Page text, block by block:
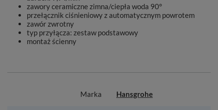
zawory ceramiczne zimna/ciepła woda 90°
przełącznik ciśnieniowy z automatycznym powrotem
zawór zwrotny
typ przyłącza: zestaw podstawowy
montaż ścienny
Marka Hansgrohe